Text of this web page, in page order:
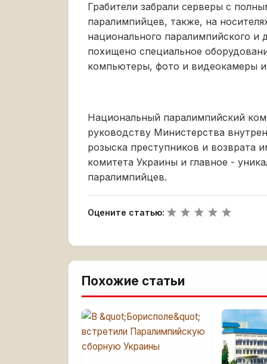
Грабители забрали серверы с
паралимпийцев, также, на
национального паралимпийского
похищено специальное
компьютеры, фото и видеокамеры
Национальный паралимпийский
руководству Министерства
розыска преступников и возврата
комитета Украины и главное -
паралимпийцев.
Оцените статью:
Похожие статьи